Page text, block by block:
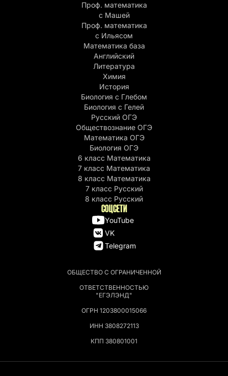
ОБЩЕСТВО С ОГРАНИЧЕННОЙ
ОТВЕТСТВЕННОСТЬЮ
"ЕГЭЛЭНД"
ОГРН 1203800015066
ИНН 3808272113
КПП 380801001
Проф. математика
с Машей
Проф. математика
c Ильясом
Математика база
Английский
Литература
Химия
История
Биология с Глебом
Биология с Гелей
Русский ОГЭ
Обществознание ОГЭ
Математика ОГЭ
Биология ОГЭ
6 класс Математика
7 класс Математика
8 класс Математика
7 класс Русский
8 класс Русский
СОЦСЕТИ
YouTube
VK
Telegram